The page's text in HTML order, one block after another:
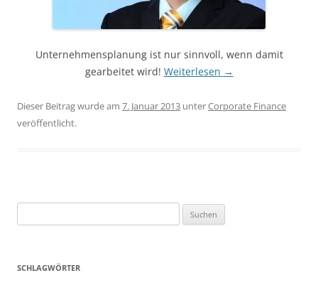
Unternehmensplanung ist nur sinnvoll, wenn damit
gearbeitet wird! Weiterlesen →
Dieser Beitrag wurde am 7. Januar 2013 unterCorporate Finance
veröffentlicht.
nach:
SCHLAGWÖRTER